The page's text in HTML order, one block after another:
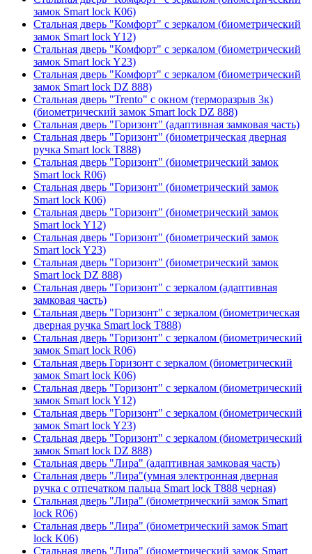
замок Smart lock К06)
Стальная дверь "Комфорт" с зеркалом (биометрический
замок Smart lock Y12)
Стальная дверь "Комфорт" с зеркалом (биометрический
замок Smart lock Y23)
Стальная дверь "Комфорт" с зеркалом (биометрический
замок Smart lock DZ 888)
Стальная дверь "Trento" с окном (терморазрыв 3к)
(биометрический замок Smart lock DZ 888)
Стальная дверь "Горизонт" (адаптивная замковая часть)
Стальная дверь "Горизонт" (биометрическая дверная
ручка Smart lock T888)
Стальная дверь "Горизонт" (биометрический замок
Smart lock R06)
Стальная дверь "Горизонт" (биометрический замок
Smart lock К06)
Стальная дверь "Горизонт" (биометрический замок
Smart lock Y12)
Стальная дверь "Горизонт" (биометрический замок
Smart lock Y23)
Стальная дверь "Горизонт" (биометрический замок
Smart lock DZ 888)
Стальная дверь "Горизонт" с зеркалом (адаптивная
замковая часть)
Стальная дверь "Горизонт" с зеркалом (биометрическая
дверная ручка Smart lock T888)
Стальная дверь "Горизонт" с зеркалом (биометрический
замок Smart lock R06)
Стальная дверь Горизонт с зеркалом (биометрический
замок Smart lock К06)
Стальная дверь "Горизонт" с зеркалом (биометрический
замок Smart lock Y12)
Стальная дверь "Горизонт" с зеркалом (биометрический
замок Smart lock Y23)
Стальная дверь "Горизонт" с зеркалом (биометрический
замок Smart lock DZ 888)
Стальная дверь "Лира" (адаптивная замковая часть)
Стальная дверь "Лира"(умная электронная дверная
ручка с отпечатком пальца Smart lock T888 черная)
Стальная дверь "Лира" (биометрический замок Smart
lock R06)
Стальная дверь "Лира" (биометрический замок Smart
lock K06)
Стальная дверь "Лира" (биометрический замок Smart